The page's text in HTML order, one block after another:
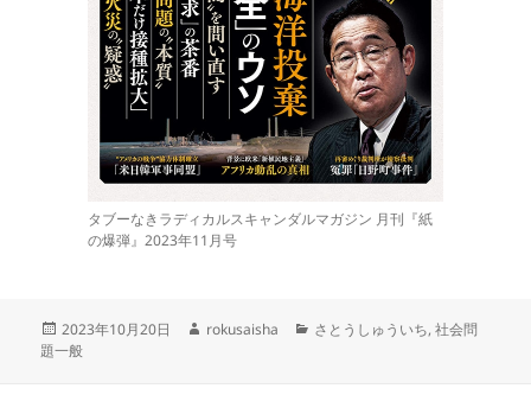
タブーなきラディカルスキャンダルマガジン 月刊『紙
の爆弾』2023年11月号
投
稿
2023年10月20日
作
rokusaisha
カ
さとうしゅういち,社会問
題一般